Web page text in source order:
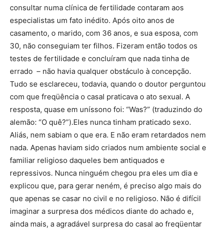
consultar numa clínica de fertilidade contaram aos
especialistas um fato inédito. Após oito anos de
casamento, o marido, com 36 anos, e sua esposa, com
30, não conseguiam ter filhos. Fizeram então todos os
testes de fertilidade e concluíram que nada tinha de
errado – não havia qualquer obstáculo à concepção.
Tudo se esclareceu, todavia, quando o doutor perguntou
com que freqüência o casal praticava o ato sexual. A
resposta, quase em uníssono foi: “Was?” (traduzindo do
alemão: “O quê?”).Eles nunca tinham praticado sexo.
Aliás, nem sabiam o que era. E não eram retardados nem
nada. Apenas haviam sido criados num ambiente social e
familiar religioso daqueles bem antiquados e
repressivos. Nunca ninguém chegou pra eles um dia e
explicou que, para gerar neném, é preciso algo mais do
que apenas se casar no civil e no religioso. Não é difícil
imaginar a surpresa dos médicos diante do achado e,
ainda mais, a agradável surpresa do casal ao freqüentar